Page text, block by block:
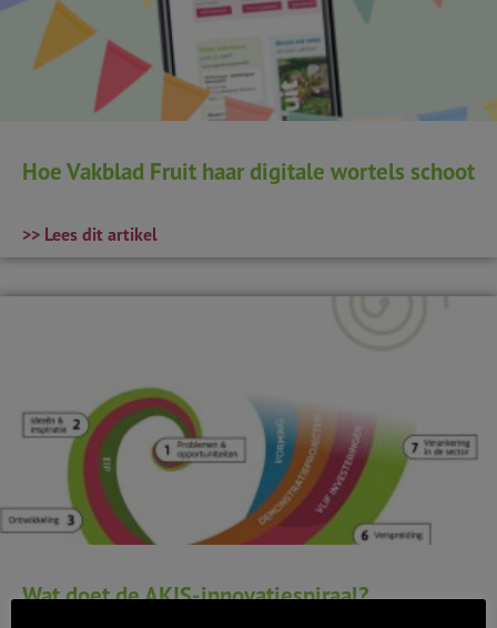
Hoe Vakblad Fruit haar digitale wortels schoot
>> Lees dit artikel
Wat doet de AKIS-innovatiespiraal?